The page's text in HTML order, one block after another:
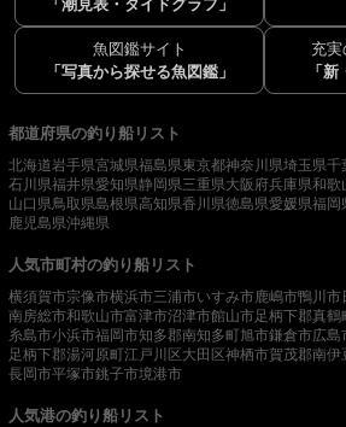
「潮見表・タイドグラフ」
魚図鑑サイト
「写真から探せる魚図鑑」
充実
「
都道府県の釣り船リスト
北海道岩手県宮城県福島県東京都神奈川県埼玉県千
石川県福井県愛知県静岡県三重県大阪府兵庫県和歌
山口県鳥取県島根県高知県香川県徳島県愛媛県福岡
鹿児島県沖縄県
人気市町村の釣り船リスト
横須賀市宗像市横浜市三浦市いすみ市鹿嶋市鴨川市
南房総市和歌山市富津市沼津市館山市足柄下郡真鶴
糸島市小浜市福岡市知多郡南知多町旭市鎌倉市広島
足柄下郡湯河原町江戸川区大田区神栖市賀茂郡南伊
長岡市平塚市銚子市境港市
人気港の釣り船リスト